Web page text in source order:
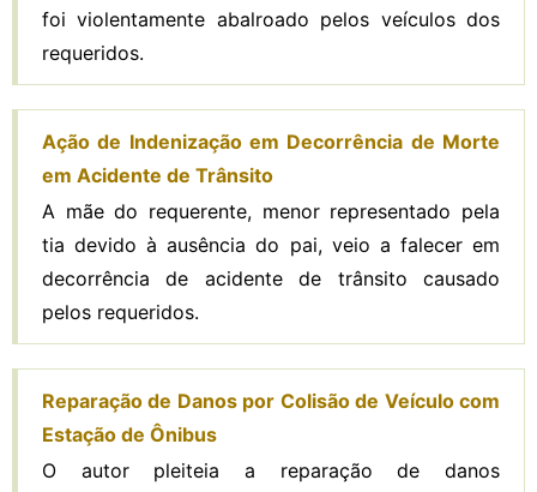
foi violentamente abalroado pelos veículos dos
requeridos.
Ação de Indenização em Decorrência de Morte
em Acidente de Trânsito
A mãe do requerente, menor representado pela
tia devido à ausência do pai, veio a falecer em
decorrência de acidente de trânsito causado
pelos requeridos.
Reparação de Danos por Colisão de Veículo com
Estação de Ônibus
O autor pleiteia a reparação de danos